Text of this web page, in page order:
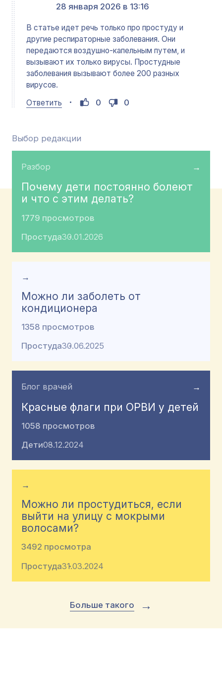
28 января 2026 в 13:16
В статье идет речь только про простуду и
другие респираторные заболевания. Они
передаются воздушно-капельным путем, и
вызывают их только вирусы. Простудные
заболевания вызывают более 200 разных
вирусов.
Ответить
0 0
Выбор редакции
Разбор →
Почему дети постоянно болеют
и что с этим делать?
1779 просмотров
Простуда30.01.2026
→
Можно ли заболеть от
кондиционера
1358 просмотров
Простуда30.06.2025
Блог врачей →
Красные флаги при ОРВИ у детей
1058 просмотров
Дети08.12.2024
→
Можно ли простудиться, если
выйти на улицу с мокрыми
волосами?
3492 просмотра
Простуда31.03.2024
Больше такого →